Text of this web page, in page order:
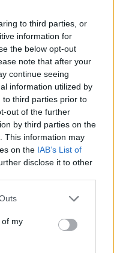
to third parties, or
information for
the below opt-out
note that after your
continue seeing
information utilized by
to third parties prior to
out of the further
by third parties on the
This information may
on the IAB’s List of
disclose it to other
one or more Google
You may click to
its third-party tags to
in below Google
of my
12